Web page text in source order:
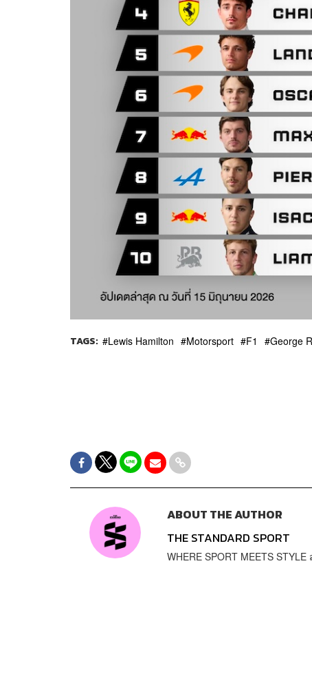
TAGS: Lewis Hamilton Motorsport F1 George
ABOUT THE AUTHOR
THE STANDARD SPORT
WHERE SPORT MEETS